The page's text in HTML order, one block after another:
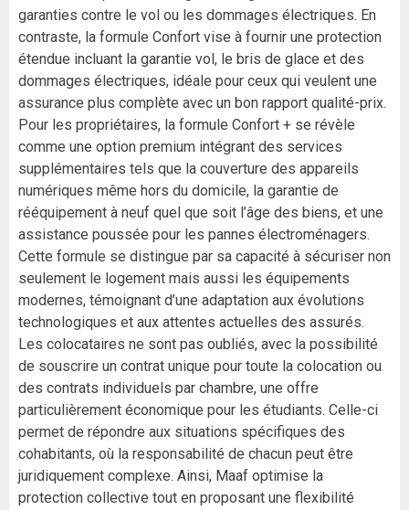
garanties contre le vol ou les dommages électriques. En
contraste, la formule Confort vise à fournir une protection
étendue incluant la garantie vol, le bris de glace et des
dommages électriques, idéale pour ceux qui veulent une
assurance plus complète avec un bon rapport qualité-prix.
Pour les propriétaires, la formule Confort + se révèle
comme une option premium intégrant des services
supplémentaires tels que la couverture des appareils
numériques même hors du domicile, la garantie de
rééquipement à neuf quel que soit l’âge des biens, et une
assistance poussée pour les pannes électroménagers.
Cette formule se distingue par sa capacité à sécuriser non
seulement le logement mais aussi les équipements
modernes, témoignant d’une adaptation aux évolutions
technologiques et aux attentes actuelles des assurés.
Les colocataires ne sont pas oubliés, avec la possibilité
de souscrire un contrat unique pour toute la colocation ou
des contrats individuels par chambre, une offre
particulièrement économique pour les étudiants. Celle-ci
permet de répondre aux situations spécifiques des
cohabitants, où la responsabilité de chacun peut être
juridiquement complexe. Ainsi, Maaf optimise la
protection collective tout en proposant une flexibilité